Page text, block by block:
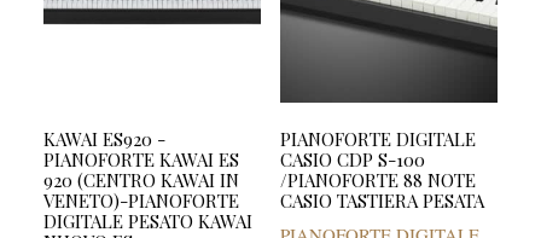
KAWAI ES920 -
PIANOFORTE KAWAI ES
920 (CENTRO KAWAI IN
VENETO)-PIANOFORTE
DIGITALE PESATO KAWAI
PIANOFORTE DIGITALE
CASIO CDP S-100
/PIANOFORTE 88 NOTE
CASIO TASTIERA PESATA